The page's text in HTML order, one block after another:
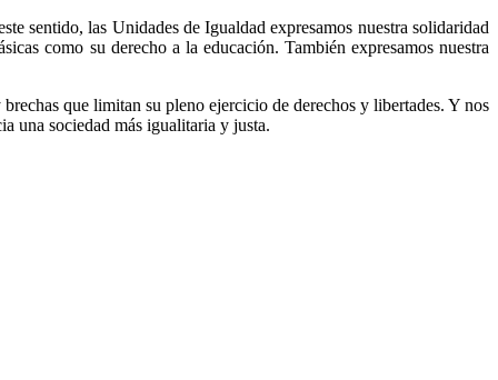
sentido, las Unidades de Igualdad expresamos nuestra solidaridad
como su derecho a la educación. También expresamos nuestra
que limitan su pleno ejercicio de derechos y libertades. Y nos
una sociedad más igualitaria y justa.